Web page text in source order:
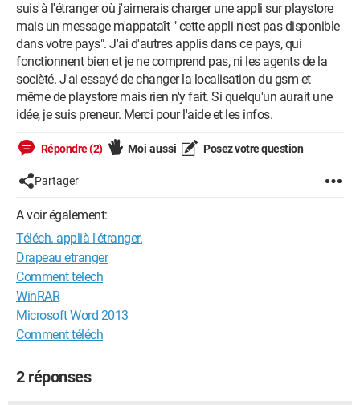
suis à l'étranger où j'aimerais charger une appli sur playstore
mais un message m'appataît " cette appli n'est pas disponible
dans votre pays". J'ai d'autres applis dans ce pays, qui
fonctionnent bien et je ne comprend pas, ni les agents de la
socièté. J'ai essayé de changer la localisation du gsm et
même de playstore mais rien n'y fait. Si quelqu'un aurait une
idée, je suis preneur. Merci pour l'aide et les infos.
Répondre (2) Moi aussi Posez votre question
Partager
A voir également:
Téléch. applià l'étranger.
Drapeau etranger
Comment telech
WinRAR
Microsoft Word 2013
Comment téléch
2 réponses